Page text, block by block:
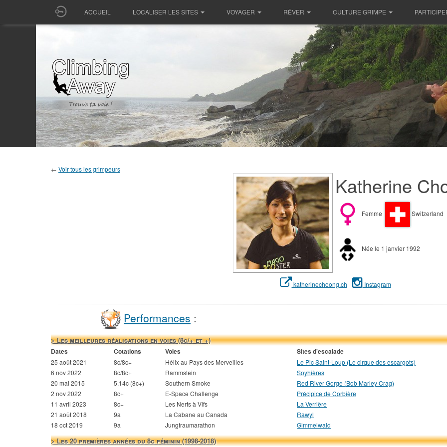
ACCUEIL LOCALISER LES SITES VOYAGER RÊVER CULTURE GRIMPE
← Voir tous les grimpeurs
Katherine
Femme Switzerland
Née le 1 janvier 1992
katherinechoong.ch Instagram
Performances :
> Les meilleures réalisations en voies (8c/+ et +)
Dates Cotations Voies Sites d'escalade
25 août 2021 8c/8c+ Hélix au Pays des Merveilles
Le Pic Saint-Loup (Le cirque des escargots)
6 nov 2022
8c/8c+ Rammstein
Soyhières
20 mai 2015
5.14c (8c+) Southern Smoke
Red River Gorge (Bob Marley Crag)
2 nov 2022
8c+ E-Space Challenge
Précipice de Corbière
11 avril 2023
8c+ Les Nerfs à Vifs
La Verrière
21 août 2018
9a La Cabane au Canada
Rawyl
18 oct 2019
9a Jungfraumarathon Gimmelwald
> Les 20 premières années du 8c féminin (1998-2018)